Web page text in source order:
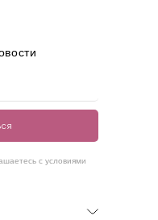
точкам.
с условиями